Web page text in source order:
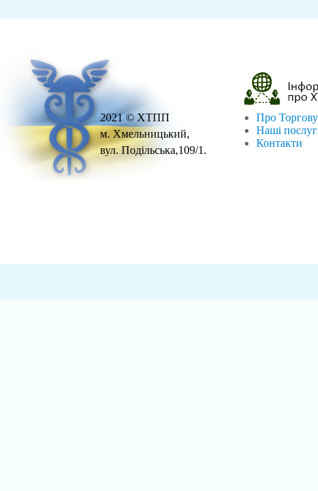
2021 © ХТПП
м. Хмельницький,
вул. Подільська,109/1.
Про
Наші
Контакти